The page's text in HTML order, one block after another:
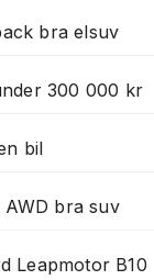
bra elsuv
300 000 kr
bil
AWD bra suv
Leapmotor B10